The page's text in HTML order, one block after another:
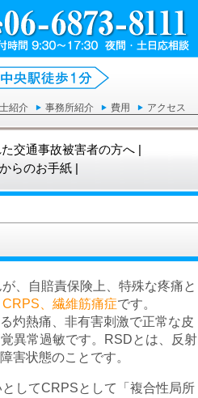
中央駅徒歩1分）
紹介 事務所紹介 費用 アクセス
交通事故被害者の方へ|
らのお手紙|
、自賠責保険上、特殊な疼痛と
、繊維筋痛症です。
灼熱痛、非有害刺激で正常な皮
異常過敏です。
RSDとは、反射
害状態のことです。
してCRPSとして「複合性局所